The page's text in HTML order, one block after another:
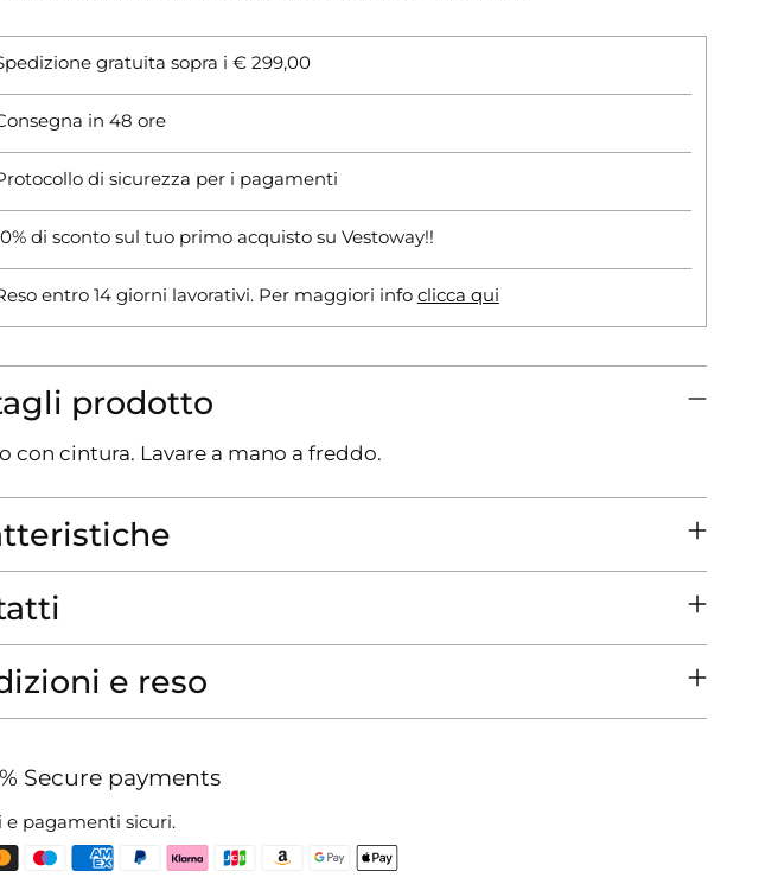
gratuita sopra i € 299,00
in 48 ore
di sicurezza per i pagamenti
di sconto sul tuo primo acquisto su Vestoway!!
entro 14 giorni lavorativi. Per maggiori info clicca qui
prodotto
con cintura. Lavare a mano a freddo.
e reso
Secure payments
e pagamenti sicuri.